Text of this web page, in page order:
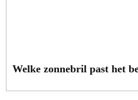
Welke zonnebril past het